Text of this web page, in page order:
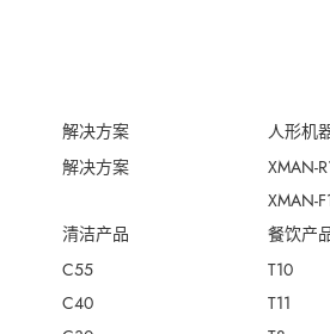
解决方案
解决方案
人形机
XMAN-
XMAN-
清洁产品
C55
C40
餐饮产
T10
T11